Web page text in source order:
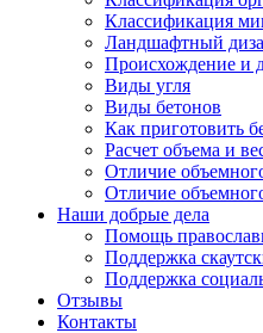
Классификация
Ландшафтный
Происхождение и
Виды угля
Виды бетонов
Как приготовить
Расчет объема и
Отличие
Отличие
Наши добрые дела
Помощь
Поддержка
Поддержка
Отзывы
Контакты